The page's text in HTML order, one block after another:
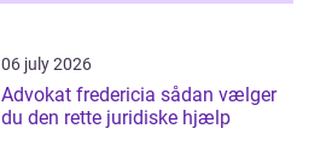
06 july 2026
Advokat fredericia sådan vælger
du den rette juridiske hjælp